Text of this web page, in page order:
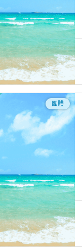
團體